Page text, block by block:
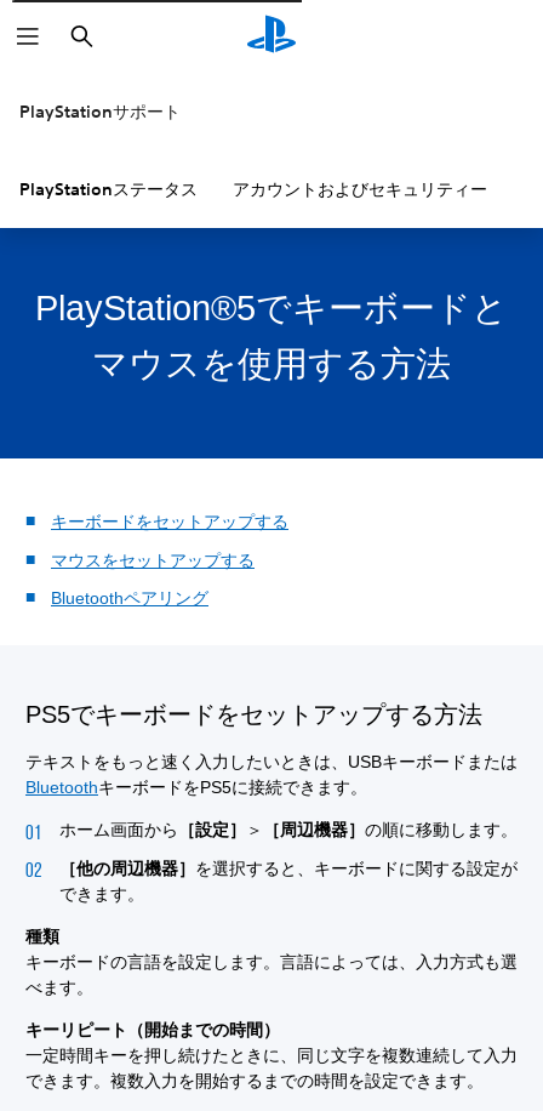
検
索
PlayStationサポート
PlayStationステータス アカウントおよびセキュリティー
PlayStation®5でキーボードと
マウスを使用する方法
キーボードをセットアップする
マウスをセットアップする
Bluetoothペアリング
PS5でキーボードをセットアップする方法
テキストをもっと速く入力したいときは、USBキーボードまたは
BluetoothキーボードをPS5に接続できます。
ホーム画面から ［設定］ ＞ ［周辺機器］ の順に移動します。
［他の周辺機器］ を選択すると、キーボードに関する設定が
できます。
種類
キーボードの言語を設定します。言語によっては、入力方式も選
べます。
キーリピート（開始までの時間）
一定時間キーを押し続けたときに、同じ文字を複数連続して入力
できます。複数入力を開始するまでの時間を設定できます。